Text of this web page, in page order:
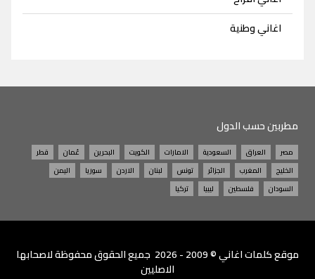
اغاني وطنية
مطربين حسب الدول
مصر العراق السعودية الامارات الكويت البحرين عُمان
قطر
الخليج
المغرب الجزائر تونس لبنان الاردن سوريا
اليمن
السودان
فلسطين ليبيا تركيا
موقعكلمات اغاني
© 2009 - 2026 جميع الحقوق محفوظة لاصحابها
الاصليين